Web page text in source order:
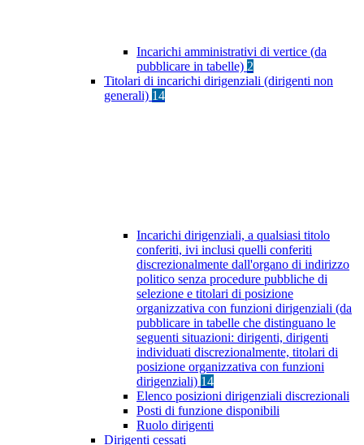
Incarichi amministrativi di vertice (da
pubblicare in tabelle) 2
Titolari di incarichi dirigenziali (dirigenti non
generali) 14
Incarichi dirigenziali, a qualsiasi titolo
conferiti, ivi inclusi quelli conferiti
discrezionalmente dall'organo di indirizzo
politico senza procedure pubbliche di
selezione e titolari di posizione
organizzativa con funzioni dirigenziali (da
pubblicare in tabelle che distinguano le
seguenti situazioni: dirigenti, dirigenti
individuati discrezionalmente, titolari di
posizione organizzativa con funzioni
dirigenziali) 14
Elenco posizioni dirigenziali discrezionali
Posti di funzione disponibili
Ruolo dirigenti
Dirigenti cessati